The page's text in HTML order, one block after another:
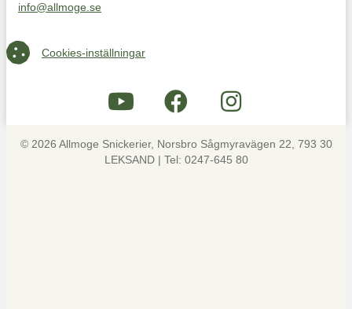
Maila oss på info@allmoge.se
info@allmoge.se
Cookies-inställningar
Cookies-inställningar
© 2026 Allmoge Snickerier, Norsbro Sågmyravägen 22, 793 30
LEKSAND | Tel: 0247-645 80